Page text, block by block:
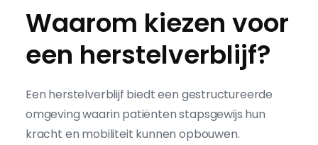
Waarom kiezen voor
een herstelverblijf?
Een herstelverblijf biedt een gestructureerde
omgeving waarin patiënten stapsgewijs hun
kracht en mobiliteit kunnen opbouwen.